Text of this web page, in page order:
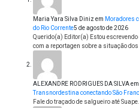
Maria Yara Silva Dinizem Moradores
do Rio Corrente5 de agosto de 2026
Querido(a) Editor(a) Estou
com a reportagen sobre a situação
ALEXANDRE RODRIGUES DA SILVAem
Transnordestina conectando São
Fale do traçado de salgueiro até